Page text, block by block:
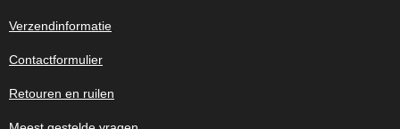
Verzendinformatie
Contactformulier
Retouren en ruilen